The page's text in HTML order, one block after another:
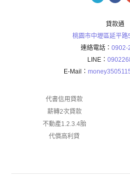
貸款通
桃園市中壢區延平路
連絡電話： 0902-
LINE：
E-Mail：
代書信用貸款
薪轉2次貸款
不動產1.2.3.4胎
代償高利貸